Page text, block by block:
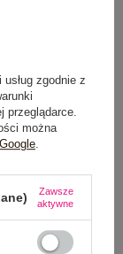
zgodnie z
przeglądarce.
można
Zawsze
aktywne